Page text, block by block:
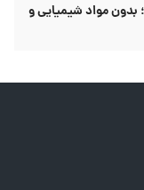
تمیز کنید؛ بدون مواد شیمیایی و